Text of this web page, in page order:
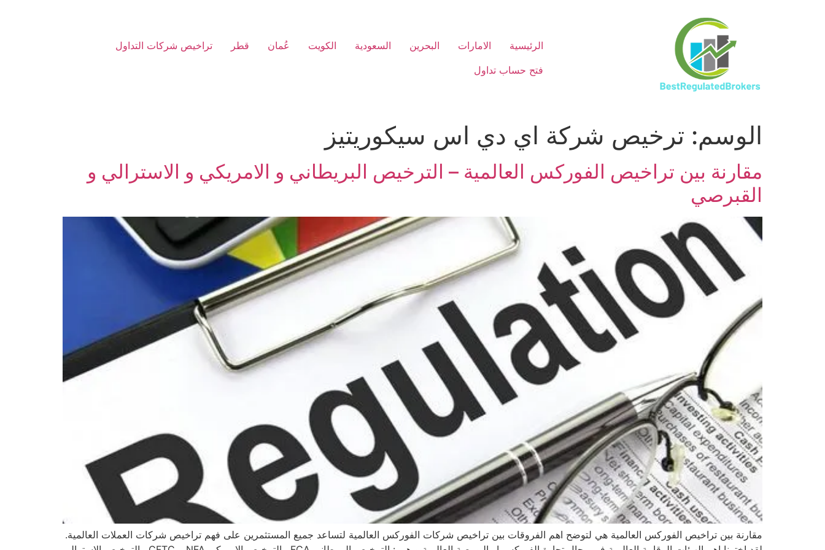
الرئيسية الامارات البحرين السعودية الكويت عُمان قطر
تراخيص شركات التداول
فتح حساب تداول
الوسم: ترخيص شركة اي دي اس سيكوريتيز
مقارنة بين تراخيص الفوركس العالمية – الترخيص البريطاني و الامريكي و الاسترالي و
القبرصي
مقارنة بين تراخيص الفوركس العالمية هي لتوضح اهم الفروقات بين تراخيص شركات الفوركس العالمية لتساعد جميع المستثمرين على فهم تراخيص شركات العملات العالمية.